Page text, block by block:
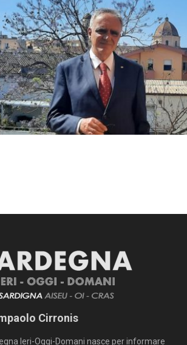
Cirronis
Ieri-Oggi-Domani nasce per informare